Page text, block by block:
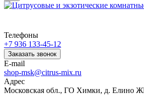
Телефоны
+7 936 133-45-12
Заказать звонок
E-mail
shop-msk@citrus-mix.ru
Адрес
Московская обл., ГО Химки, д. Елино